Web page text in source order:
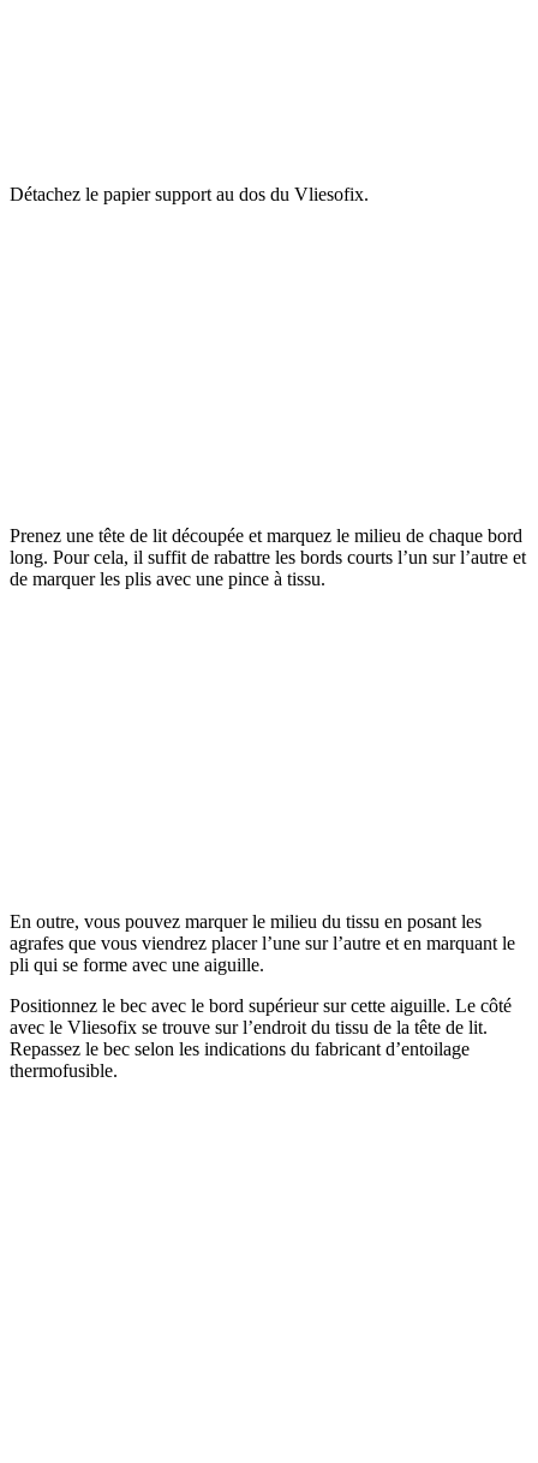
Détachez le papier support au dos du Vliesofix.
Prenez une tête de lit découpée et marquez le milieu de chaque bord
long. Pour cela, il suffit de rabattre les bords courts l’un sur l’autre et
de marquer les plis avec une pince à tissu.
En outre, vous pouvez marquer le milieu du tissu en posant les
agrafes que vous viendrez placer l’une sur l’autre et en marquant le
pli qui se forme avec une aiguille.
Positionnez le bec avec le bord supérieur sur cette aiguille. Le côté
avec le Vliesofix se trouve sur l’endroit du tissu de la tête de lit.
Repassez le bec selon les indications du fabricant d’entoilage
thermofusible.